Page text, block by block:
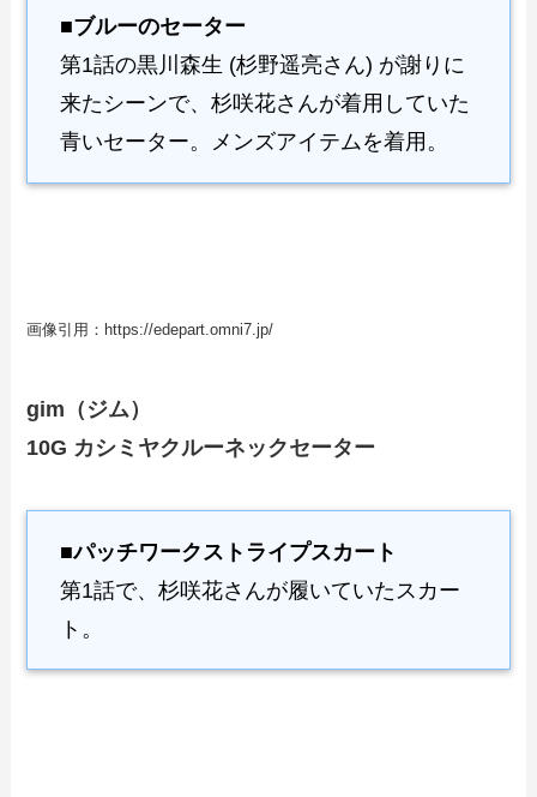
■ブルーのセーター
第1話の黒川森生 (杉野遥亮さん) が謝りに
来たシーンで、杉咲花さんが着用していた
青いセーター。メンズアイテムを着用。
画像引用：https://edepart.omni7.jp/
gim（ジム）
10G カシミヤクルーネックセーター
■パッチワークストライプスカート
第1話で、杉咲花さんが履いていたスカー
ト。